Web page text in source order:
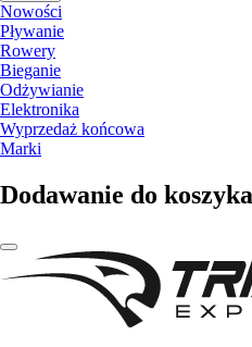
Nowości
Pływanie
Rowery
Bieganie
Odżywianie
Elektronika
Wyprzedaż końcowa
Marki
Dodawanie do